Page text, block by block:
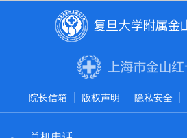
院长信箱 版权声明 隐私安全